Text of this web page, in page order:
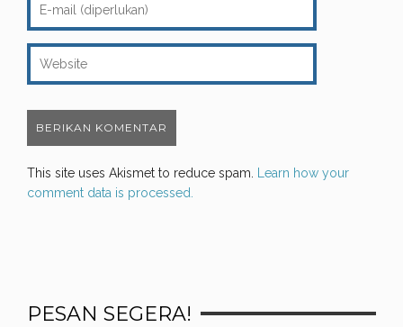
This site uses Akismet to reduce spam.
Learn how your
comment data is processed.
PESAN SEGERA!